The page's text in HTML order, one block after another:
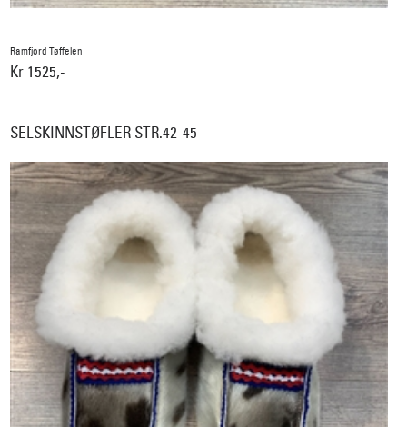
Ramfjord Tøffelen
Kr 1525,-
SELSKINNSTØFLER STR.42-45